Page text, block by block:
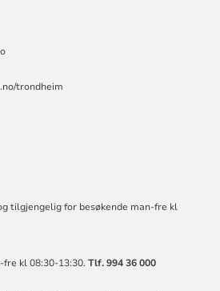
trondheim
tilgjengelig for besøkende man-fre kl
kl 08:30-13:30. Tlf. 994 36 000